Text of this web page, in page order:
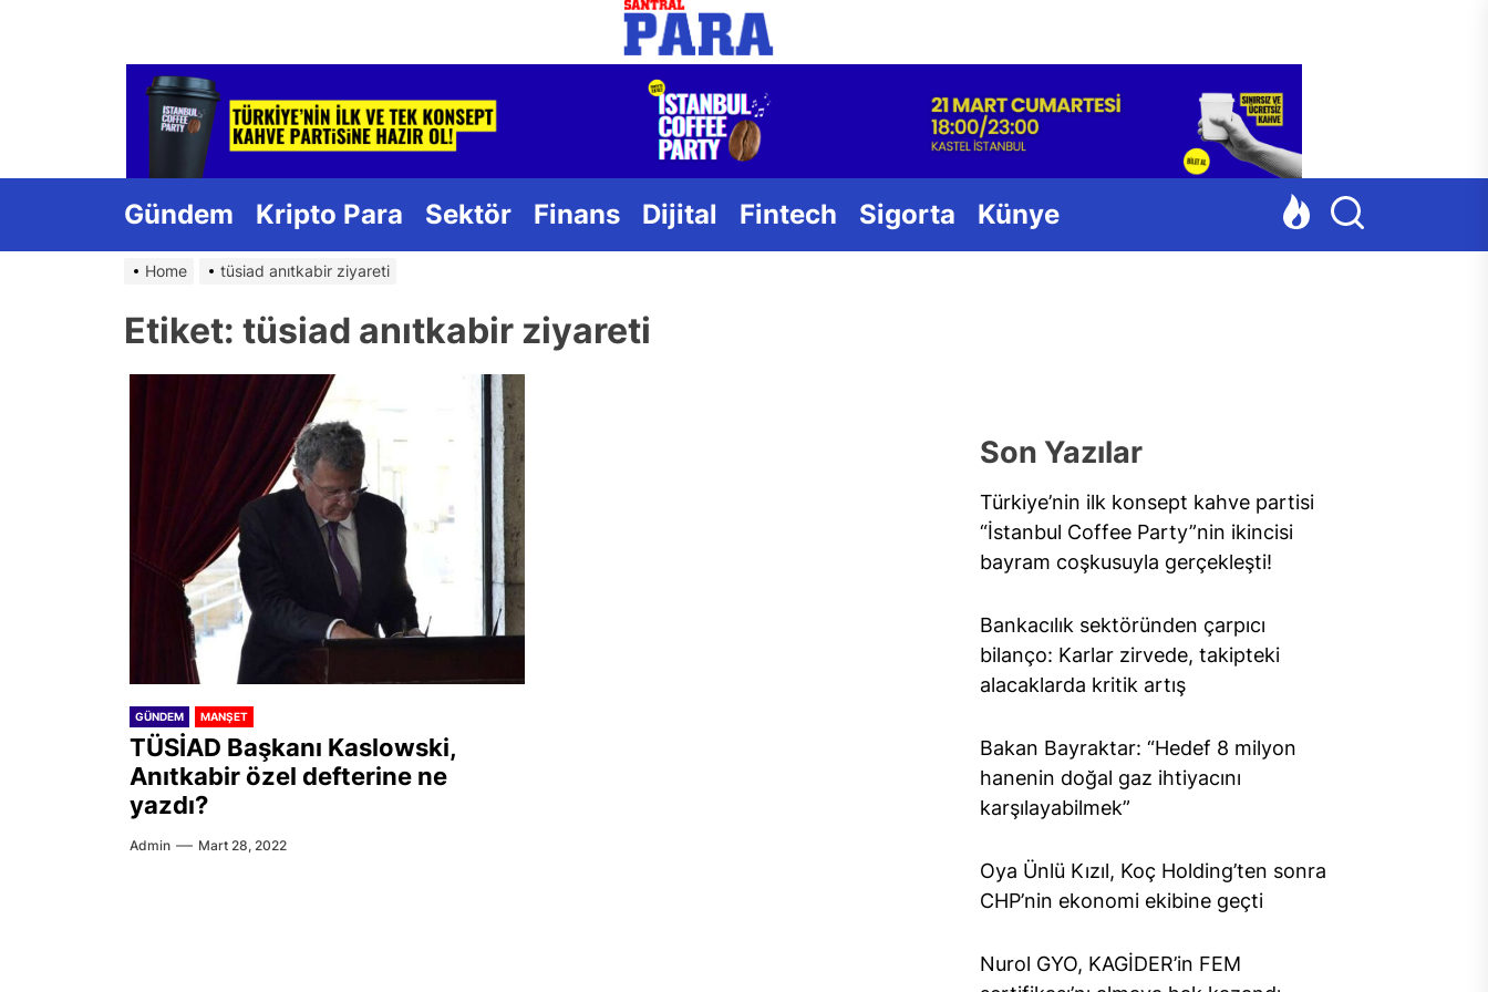
Gündem Kripto Para Sektör Finans Dijital Fintech Sigorta Künye
Home tüsiad anıtkabir ziyareti
Etiket: tüsiad anıtkabir ziyareti
GÜNDEM MANŞET
TÜSİAD Başkanı Kaslowski,
Anıtkabir özel defterine ne
yazdı?
Admin Mart 28, 2022
Son Yazılar
Türkiye’nin ilk konsept kahve partisi
“İstanbul Coffee Party”nin ikincisi
bayram coşkusuyla gerçekleşti!
Bankacılık sektöründen çarpıcı
bilanço: Karlar zirvede, takipteki
alacaklarda kritik artış
Bakan Bayraktar: “Hedef 8 milyon
hanenin doğal gaz ihtiyacını
karşılayabilmek”
Oya Ünlü Kızıl, Koç Holding’ten sonra
CHP’nin ekonomi ekibine geçti
Nurol GYO, KAGİDER’in FEM